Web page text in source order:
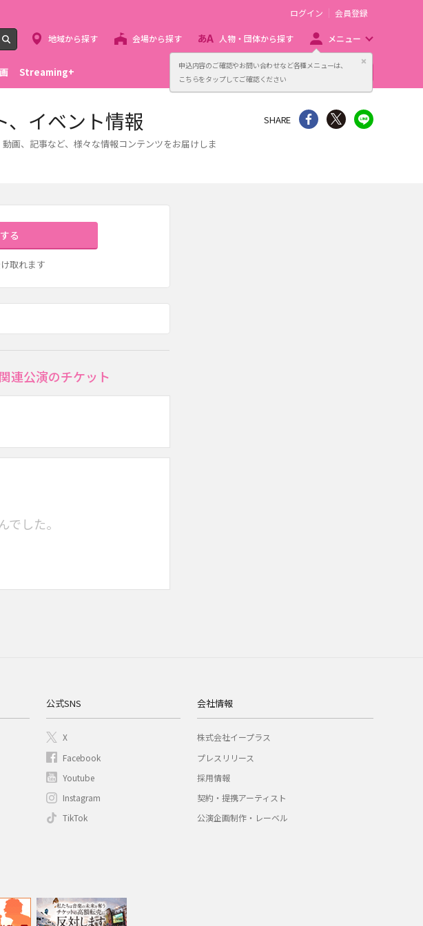
申込内容のご確認やお問い合わせなど各種メニューは、
こちらをタップしてご確認ください
閉じる
検索
ログイン 会員登録
地域から探す 会場から探す 人物・団体から探す メニュー
Streaming+ 主催者向け販売サービス
、イベント情報
画、記事など、様々な情報コンテンツをお届けしま
SHARE シェア Twitter
る
取れます
連公演のチケット
した。
公式SNS
X
Facebook
Youtube
Instagram
TikTok
会社情報
株式会社イープラス
プレスリリース
採用情報
契約・提携アーティスト
公演企画制作・レーベル